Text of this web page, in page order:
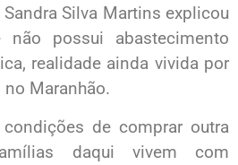
Silva Martins explicou
não possui abastecimento
realidade ainda vivida por
Maranhão.
de comprar outra
daqui vivem com